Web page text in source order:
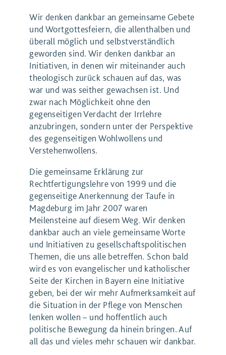
Wir denken dankbar an gemeinsame Gebete
und Wortgottesfeiern, die allenthalben und
überall möglich und selbstverständlich
geworden sind. Wir denken dankbar an
Initiativen, in denen wir miteinander auch
theologisch zurück schauen auf das, was
war und was seither gewachsen ist. Und
zwar nach Möglichkeit ohne den
gegenseitigen Verdacht der Irrlehre
anzubringen, sondern unter der Perspektive
des gegenseitigen Wohlwollens und
Verstehenwollens.
Die gemeinsame Erklärung zur
Rechtfertigungslehre von 1999 und die
gegenseitige Anerkennung der Taufe in
Magdeburg im Jahr 2007 waren
Meilensteine auf diesem Weg. Wir denken
dankbar auch an viele gemeinsame Worte
und Initiativen zu gesellschaftspolitischen
Themen, die uns alle betreffen. Schon bald
wird es von evangelischer und katholischer
Seite der Kirchen in Bayern eine Initiative
geben, bei der wir mehr Aufmerksamkeit auf
die Situation in der Pflege von Menschen
lenken wollen – und hoffentlich auch
politische Bewegung da hinein bringen. Auf
all das und vieles mehr schauen wir dankbar.